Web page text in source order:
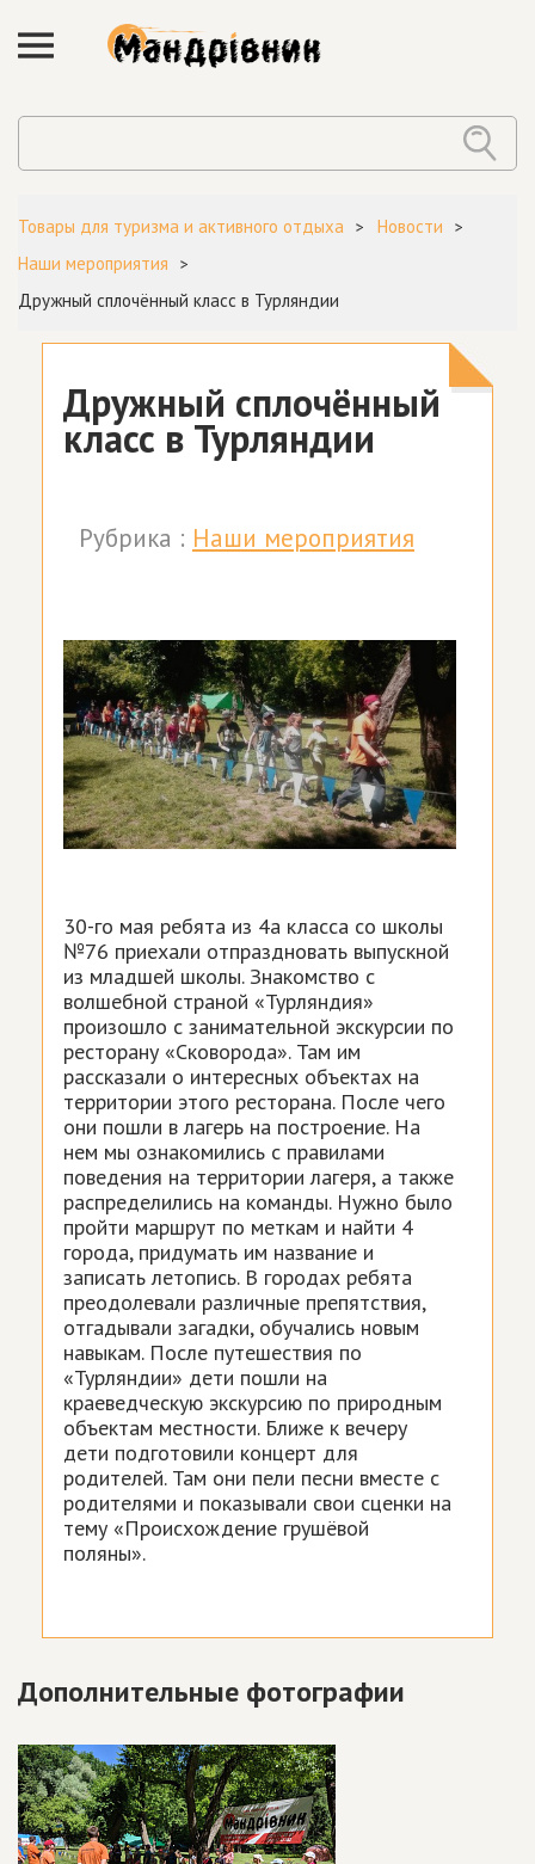
Товары для туризма и активного отдыха
Новости
Наши мероприятия
Дружный сплочённый класс в Турляндии
Дружный сплочённый
класс в Турляндии
Рубрика : Наши мероприятия
30-го мая ребята из 4а класса со школы
№76 приехали отпраздновать выпускной
из младшей школы. Знакомство с
волшебной страной «Турляндия»
произошло с занимательной экскурсии по
ресторану «Сковорода». Там им
рассказали о интересных объектах на
территории этого ресторана. После чего
они пошли в лагерь на построение. На
нем мы ознакомились с правилами
поведения на территории лагеря, а также
распределились на команды. Нужно было
пройти маршрут по меткам и найти 4
города, придумать им название и
записать летопись. В городах ребята
преодолевали различные препятствия,
отгадывали загадки, обучались новым
навыкам. После путешествия по
«Турляндии» дети пошли на
краеведческую экскурсию по природным
объектам местности. Ближе к вечеру
дети подготовили концерт для
родителей. Там они пели песни вместе с
родителями и показывали свои сценки на
тему «Происхождение грушёвой
поляны».
Дополнительные фотографии